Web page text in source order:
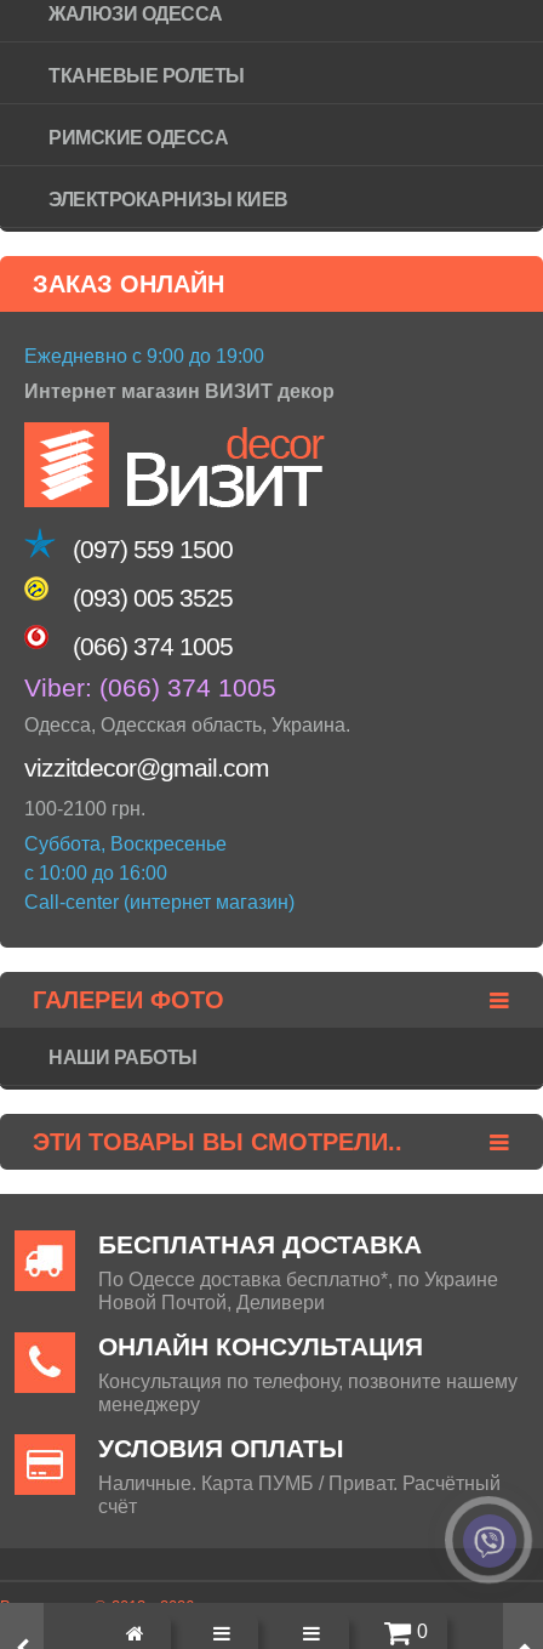
ЖАЛЮЗИ ОДЕССА
ТКАНЕВЫЕ РОЛЕТЫ
РИМСКИЕ ОДЕССА
ЭЛЕКТРОКАРНИЗЫ КИЕВ
ЗАКАЗ ОНЛАЙН
Ежедневно с 9:00 до 19:00
Интернет магазин ВИЗИТ декор
(097) 559 1500
(093) 005 3525
(066) 374 1005
Viber: (066) 374 1005
Одесса, Одесская область, Украина.
vizzitdecor@gmail.com
100-2100 грн.
Суббота, Воскресенье
с 10:00 до 16:00
Call-center (интернет магазин)
ГАЛЕРЕИ ФОТО
НАШИ РАБОТЫ
ЭТИ ТОВАРЫ ВЫ СМОТРЕЛИ..
БЕСПЛАТНАЯ ДОСТАВКА
По Одессе доставка бесплатно*, по Украине
Новой Почтой, Деливери
ОНЛАЙН КОНСУЛЬТАЦИЯ
Консультация по телефону, позвоните нашему
менеджеру
УСЛОВИЯ ОПЛАТЫ
Наличные. Карта ПУМБ / Приват. Расчётный
счёт
Визит декор © 2013 - 2026
0